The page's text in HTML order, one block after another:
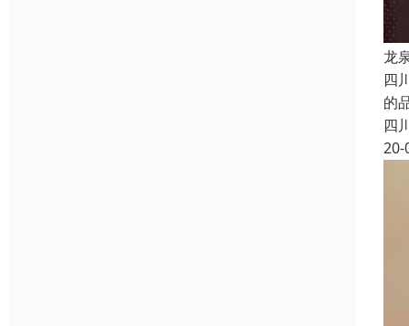
龙
四
的
四
20-